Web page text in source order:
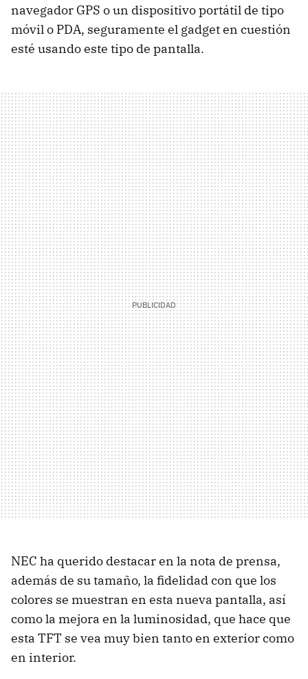
navegador GPS o un dispositivo portátil de tipo
móvil o PDA, seguramente el gadget en cuestión
esté usando este tipo de pantalla.
NEC ha querido destacar en la nota de prensa,
además de su tamaño, la fidelidad con que los
colores se muestran en esta nueva pantalla, así
como la mejora en la luminosidad, que hace que
esta TFT se vea muy bien tanto en exterior como
en interior.